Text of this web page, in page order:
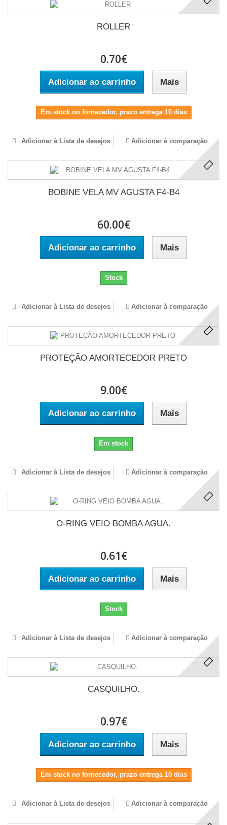
ROLLER
0.70€
Adicionar ao carrinho Mais
Em stock no fornecedor, prazo entrega 10 dias
Adicionar à Lista de desejos Adicionar à comparação
BOBINE VELA MV AGUSTA F4-B4
60.00€
Adicionar ao carrinho Mais
Stock
Adicionar à Lista de desejos Adicionar à comparação
PROTEÇÃO AMORTECEDOR PRETO
9.00€
Adicionar ao carrinho Mais
Em stock
Adicionar à Lista de desejos Adicionar à comparação
O-RING VEIO BOMBA AGUA.
0.61€
Adicionar ao carrinho Mais
Stock
Adicionar à Lista de desejos Adicionar à comparação
CASQUILHO.
0.97€
Adicionar ao carrinho Mais
Em stock no fornecedor, prazo entrega 10 dias
Adicionar à Lista de desejos Adicionar à comparação